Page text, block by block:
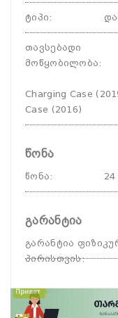
ტიპი:
თავსებადი
მოწყობილობა:
Charging Case
Case (2016)
წონა
წონა: 24
გარანტია
გარანტია
პირისთვის: